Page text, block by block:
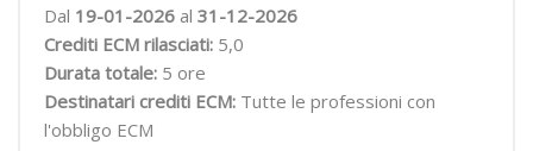
Dal 19-01-2026 al 31-12-2026
Crediti ECM rilasciati: 5,0
Durata totale: 5 ore
Destinatari crediti ECM: Tutte le professioni con
l'obbligo ECM